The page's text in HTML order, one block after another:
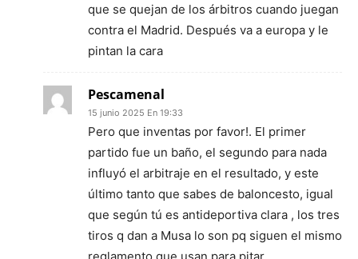
que se quejan de los árbitros cuando juegan
contra el Madrid. Después va a europa y le
pintan la cara
Pescamenal
15 junio 2025 En 19:33
Pero que inventas por favor!. El primer
partido fue un baño, el segundo para nada
influyó el arbitraje en el resultado, y este
último tanto que sabes de baloncesto, igual
que según tú es antideportiva clara , los tres
tiros q dan a Musa lo son pq siguen el mismo